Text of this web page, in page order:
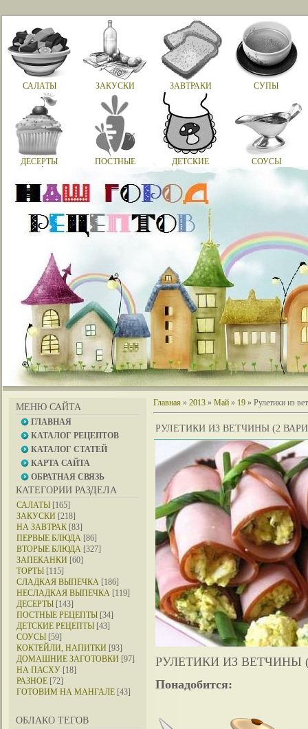
САЛАТЫ ЗАКУСКИ ЗАВТРАКИ СУПЫ
ДЕСЕРТЫ ПОСТНЫЕ ДЕТСКИЕ СОУСЫ
МЕНЮ САЙТА
ГЛАВНАЯ
КАТАЛОГ РЕЦЕПТОВ
КАТАЛОГ СТАТЕЙ
КАРТА САЙТА
ОБРАТНАЯ СВЯЗЬ
КАТЕГОРИИ РАЗДЕЛА
САЛАТЫ [165]
ЗАКУСКИ [218]
НА ЗАВТРАК [83]
ПЕРВЫЕ БЛЮДА [86]
ВТОРЫЕ БЛЮДА [327]
ЗАПЕКАНКИ [60]
ТОРТЫ [115]
СЛАДКАЯ ВЫПЕЧКА [186]
НЕСЛАДКАЯ ВЫПЕЧКА [119]
ДЕСЕРТЫ [143]
ПОСТНЫЕ РЕЦЕПТЫ [34]
ДЕТСКИЕ РЕЦЕПТЫ [43]
СОУСЫ [59]
КОКТЕЙЛИ, НАПИТКИ [93]
ДОМАШНИЕ ЗАГОТОВКИ [97]
НА ПАСХУ [18]
РАЗНОЕ [72]
ГОТОВИМ НА МАНГАЛЕ [43]
ОБЛАКО ТЕГОВ
Главная » 2013 » Май » 19 » Рулетики из
РУЛЕТИКИ ИЗ ВЕТЧИНЫ (2
РУЛЕТИКИ ИЗ ВЕТЧИНЫ
Понадобится: